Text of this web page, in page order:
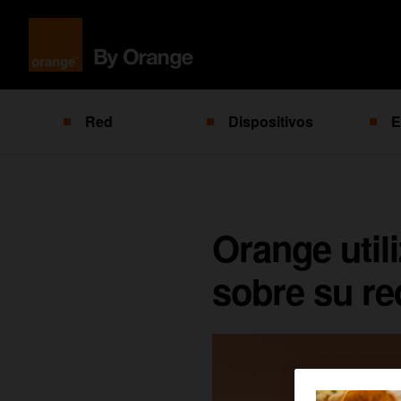
Red Dispositivos
Orange
sobre su